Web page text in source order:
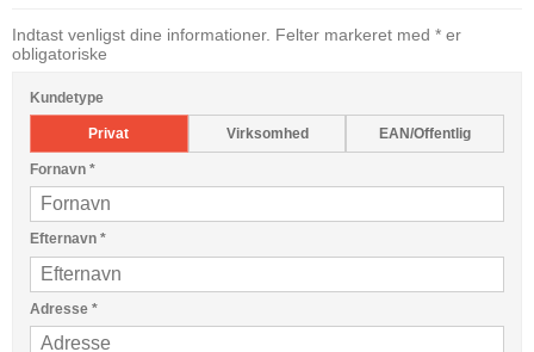
Indtast venligst dine informationer. Felter markeret med * er
obligatoriske
Kundetype
Privat Virksomhed EAN/Offentlig
Fornavn *
Efternavn *
Adresse *